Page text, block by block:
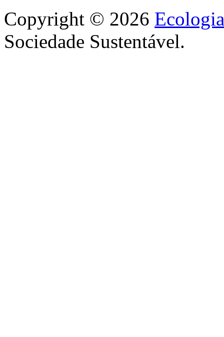
Copyright © 2026
Sociedade Sustentável.